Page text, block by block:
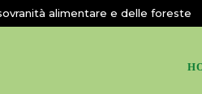
alimentare e delle foreste